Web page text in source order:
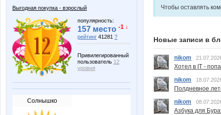
Выгодная покупка - взрослый
популярность:
157 место -1 ↓
рейтинг 41281 ?
Привилегированный
пользователь 12
уровня
Солнышко
Чтобы оставлять
Новые записи в
nikom
Хотел в IT -
nikom
Полдневное
nikom
Азбука для